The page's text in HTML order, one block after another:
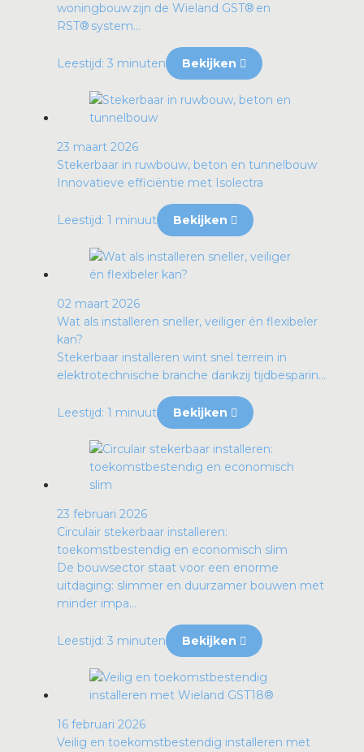
woningbouw zijn de Wieland GST® en
RST® system...
Leestijd: 3 minuten Bekijken
23 maart 2026
Stekerbaar in ruwbouw, beton en tunnelbouw
Innovatieve efficiëntie met Isolectra
Leestijd: 1 minuut Bekijken
02 maart 2026
Wat als installeren sneller, veiliger én flexibeler
kan?
Stekerbaar installeren wint snel terrein in
elektrotechnische branche dankzij tijdbesparin...
Leestijd: 1 minuut Bekijken
23 februari 2026
Circulair stekerbaar installeren:
toekomstbestendig en economisch slim
De bouwsector staat voor een enorme
uitdaging: slimmer en duurzamer bouwen met
minder impa...
Leestijd: 3 minuten Bekijken
16 februari 2026
Veilig en toekomstbestendig installeren met